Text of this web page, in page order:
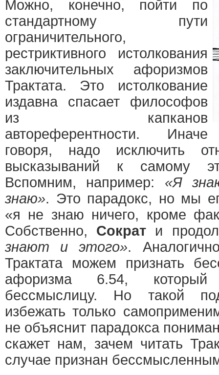
Можно, конечно, пойти по
стандартному пути
ограничительного,
рестриктивного истолкования
заключительных афоризмов
Трактата. Это истолкование
издавна спасает философов
из капканов
автореферентности. Иначе
говоря, надо исключить
высказываний к самому
Вспомним, например: «Я
знаю». Это парадокс, но мы
«я не знаю ничего, кроме
Собственно, Сократ и
знают и этого».
Трактата можем признать
афоризма 6.54, который
бессмыслицу. Но такой
избежать только
не объяснит парадокса
скажет нам, зачем читать
случае признан